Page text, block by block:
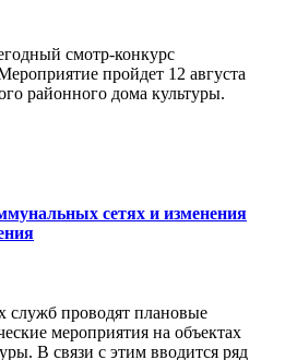
смотр-конкурс
пройдет 12 августа
районного дома культуры.
сетях и изменения
проводят плановые
мероприятия на объектах
В связи с этим вводится ряд